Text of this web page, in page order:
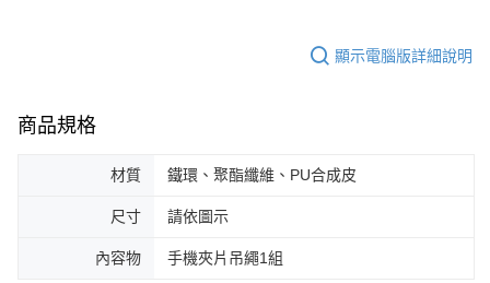
顯示電腦版詳細說明
商品規格
材質 鐵環、聚酯纖維、PU合成皮
尺寸 請依圖示
內容物 手機夾片吊繩1組